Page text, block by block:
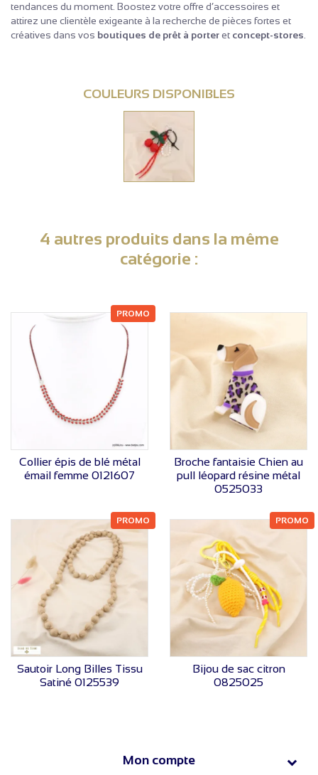
tendances du moment. Boostez votre offre d’accessoires et
attirez une clientèle exigeante à la recherche de pièces fortes et
créatives dans vos boutiques de prêt à porteret concept-stores
COULEURS DISPONIBLES
4 autres produits dans la même
catégorie :
VOIR LE PRIX
Collier épis de blé métal
émail femme 0121607
PROMO
VOIR LE PRIX
Broche fantaisie Chien au
pull léopard résine métal
0525033
VOIR LE PRIX
Sautoir Long Billes Tissu
Satiné 0125539
PROMO
VOIR LE PRIX
Bijou de sac citron
0825025
PROMO
Mon compte